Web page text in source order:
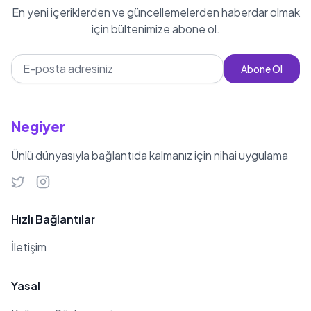
En yeni içeriklerden ve güncellemelerden haberdar olmak
için bültenimize abone ol.
Abone Ol
Negiyer
Ünlü dünyasıyla bağlantıda kalmanız için nihai uygulama
Hızlı Bağlantılar
İletişim
Yasal